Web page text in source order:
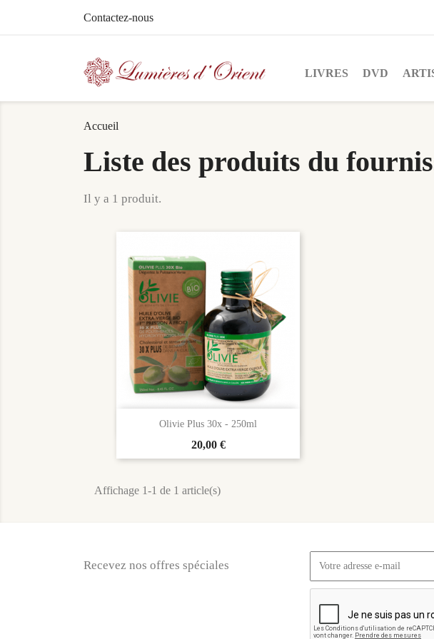
Contactez-nous
LIVRES DVD
Accueil
Liste des produits du
Il y a 1 produit.
Olivie Plus 30x - 250ml
Prix
20,00 €
Aperçu rapide
Affichage 1-1 de 1 article(s)
Recevez nos offres spéciales